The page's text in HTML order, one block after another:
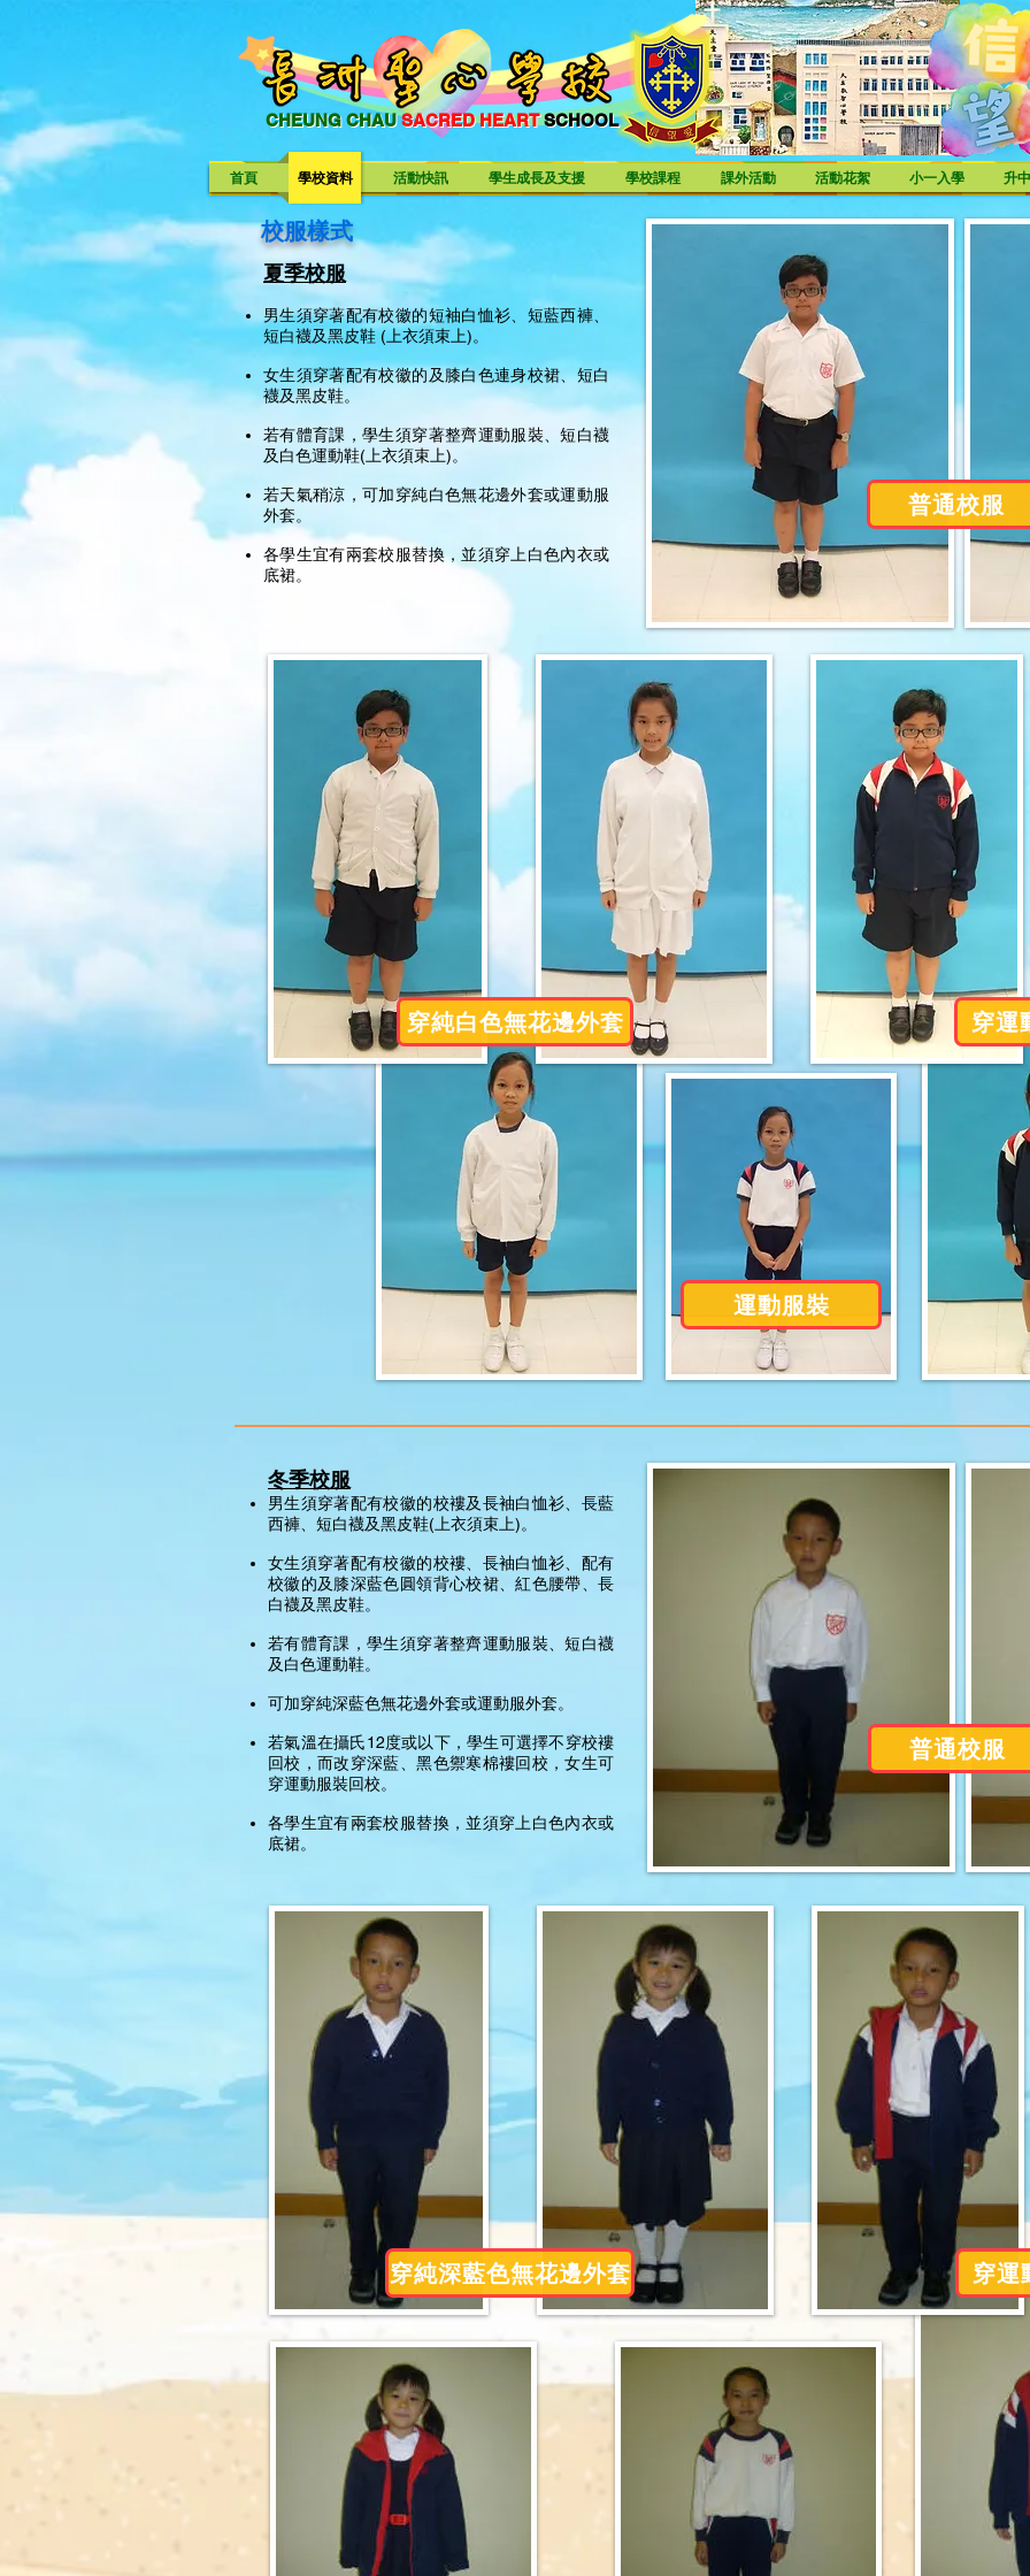
CHEUNG CHAU SACRED HEART SCHOOL
CHEUNG CHAU SACRED HEARTSCHOOL
首頁 學校資料 活動快訊 學生成長及支援 學校課程 課外活動 活動花絮 小一入學 升
校服樣式
夏季校服
男生須穿著配有校徽的短袖白恤衫、短藍西褲、
短白襪及黑皮鞋 (上衣須束上)。
女生須穿著配有校徽的及膝白色連身校裙、短白
襪及黑皮鞋。
若有體育課，學生須穿著整齊運動服裝、短白襪
及白色運動鞋(上衣須束上)。
若天氣稍涼，可加穿純白色無花邊外套或運動服
外套。
各學生宜有兩套校服替換，並須穿上白色內衣或
底裙。
普通校服
穿純白色無花邊外套 穿運
運動服裝
冬季校服
男生須穿著配有校徽的校褸及長袖白恤衫、長藍
西褲、短白襪及黑皮鞋(上衣須束上)。
女生須穿著配有校徽的校褸、長袖白恤衫、配有
校徽的及膝深藍色圓領背心校裙、紅色腰帶、長
白襪及黑皮鞋。
若有體育課，學生須穿著整齊運動服裝、短白襪
及白色運動鞋。
可加穿純深藍色無花邊外套或運動服外套。
若氣溫在攝氏12度或以下，學生可選擇不穿校褸
回校，而改穿深藍、黑色禦寒棉褸回校，女生可
穿運動服裝回校。
各學生宜有兩套校服替換，並須穿上白色內衣或
底裙。
普通校服
穿運
穿純深藍色無花邊外套